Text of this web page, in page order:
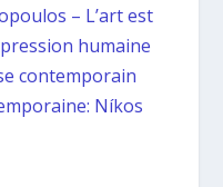
– L’art est
humaine
contemporain
Níkos